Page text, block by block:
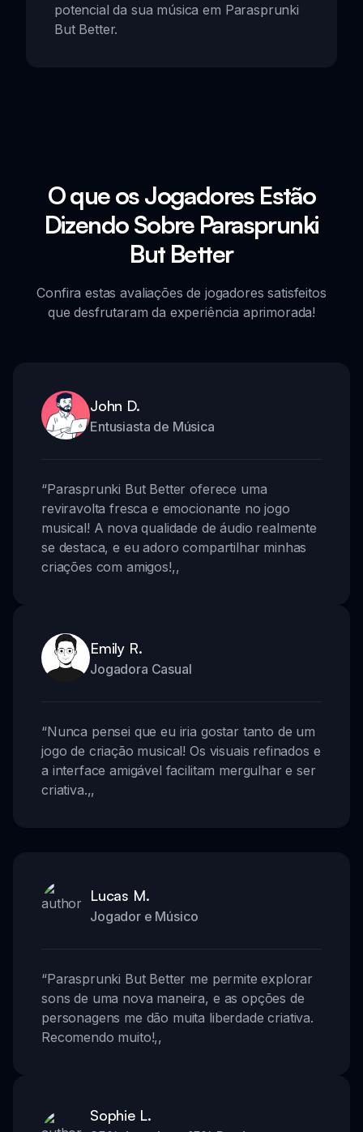
potencial da sua música em Parasprunki
But Better.
O que os Jogadores Estão
Dizendo Sobre Parasprunki
But Better
Confira estas avaliações de jogadores satisfeitos
que desfrutaram da experiência aprimorada!
John D.
Entusiasta de Música
“Parasprunki But Better oferece uma
reviravolta fresca e emocionante no jogo
musical! A nova qualidade de áudio realmente
se destaca, e eu adoro compartilhar minhas
criações com amigos!,,
Emily R.
Jogadora Casual
“Nunca pensei que eu iria gostar tanto de um
jogo de criação musical! Os visuais refinados e
a interface amigável facilitam mergulhar e ser
criativa.,,
Lucas M.
Jogador e Músico
“Parasprunki But Better me permite explorar
sons de uma nova maneira, e as opções de
personagens me dão muita liberdade criativa.
Recomendo muito!,,
Sophie L.